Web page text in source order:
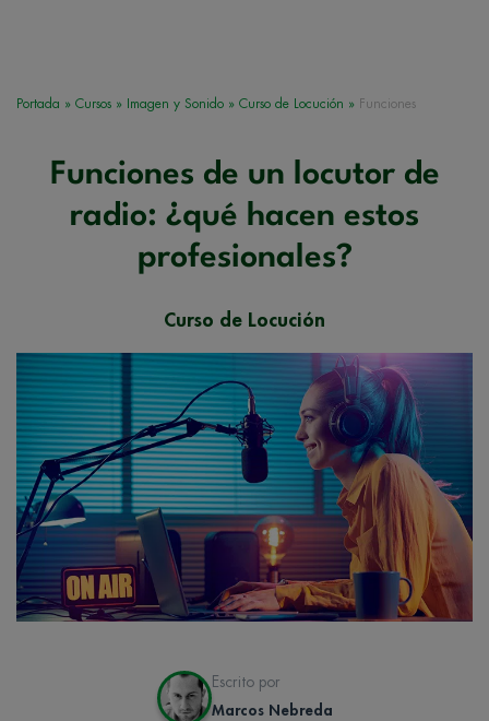
Portada » Cursos » Imagen y Sonido » Curso de Locución » Funciones
Funciones de un locutor de
radio: ¿qué hacen estos
profesionales?
Curso de Locución
Escrito por
Marcos Nebreda